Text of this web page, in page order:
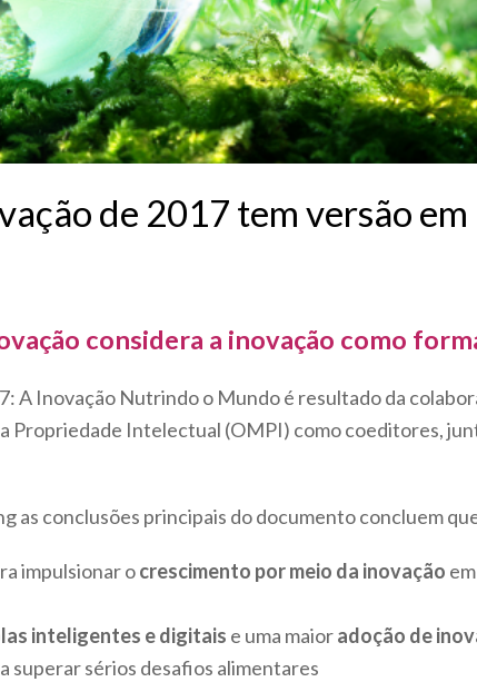
de 2017 tem versão
considera a inovação como
A Inovação Nutrindo o Mundo é resultado da
Propriedade Intelectual (OMPI) como coeditores,
as conclusões principais do documento concluem
impulsionar ocrescimento por meio da inovação
inteligentes e digitais e uma maioradoção de
superar sérios desafios alimentares